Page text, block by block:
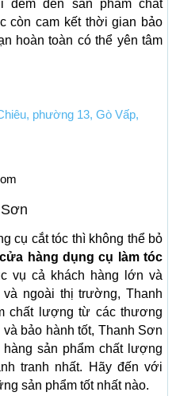
đem đến sản phẩm chất
còn cam kết thời gian bảo
hoàn toàn có thể yên tâm
phường 13, Gò Vấp,
cụ cắt tóc thì không thể bỏ
hàng dụng cụ làm tóc
vụ cả khách hàng lớn và
ngoài thị trường, Thanh
chất lượng từ các thương
bảo hành tốt, Thanh Sơn
sản phẩm chất lượng
tranh nhất. Hãy đến với
sản phẩm tốt nhất nào.